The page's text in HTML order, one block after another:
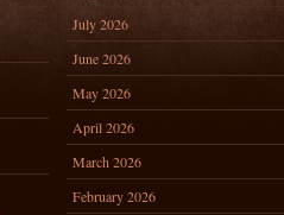
July 2026
June 2026
May 2026
April 2026
March 2026
February 2026